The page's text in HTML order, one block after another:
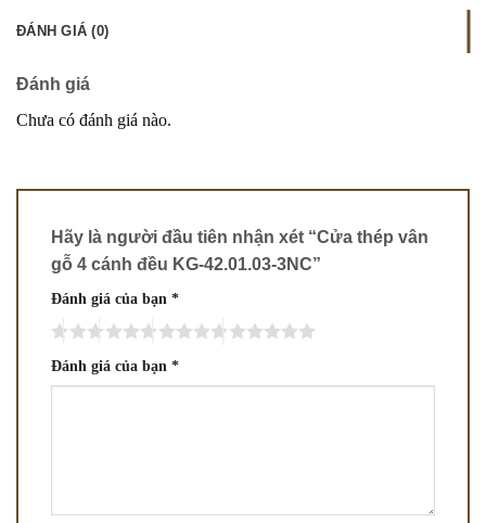
ĐÁNH GIÁ (0)
Đánh giá
Chưa có đánh giá nào.
Hãy là người đầu tiên nhận xét “Cửa thép vân
gỗ 4 cánh đều KG-42.01.03-3NC”
Đánh giá của bạn *
Đánh giá của bạn *